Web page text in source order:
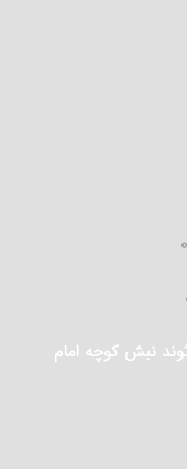
نبش کوچه امام